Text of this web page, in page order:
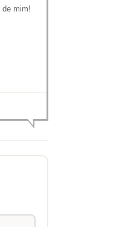
de mim!